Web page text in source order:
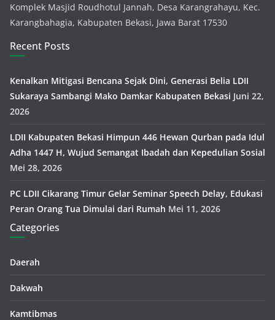
Komplek Masjid Roudhotul Jannah, Desa Karangrahayu, Kec.
Karangbahagia, Kabupaten Bekasi, Jawa Barat 17530
Recent Posts
Kenalkan Mitigasi Bencana Sejak Dini, Generasi Belia LDII
Sukaraya Sambangi Mako Damkar Kabupaten Bekasi Juni 22,
2026
LDII Kabupaten Bekasi Himpun 446 Hewan Qurban pada Idul
Adha 1447 H, Wujud Semangat Ibadah dan Kepedulian Sosial
Mei 28, 2026
PC LDII Cikarang Timur Gelar Seminar Speech Delay, Edukasi
Peran Orang Tua Dimulai dari Rumah Mei 11, 2026
Categories
Daerah
Dakwah
Kamtibmas